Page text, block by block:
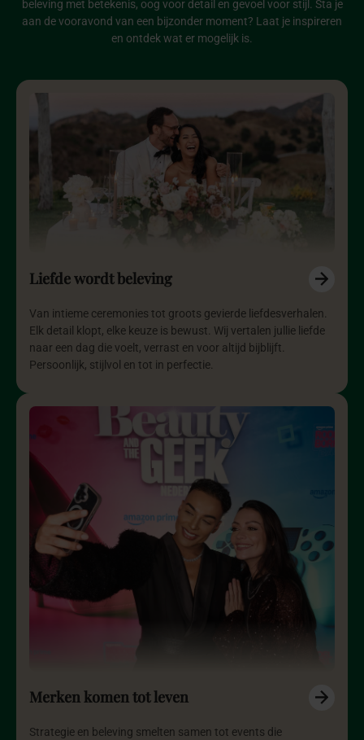
beleving met betekenis, oog voor detail en gevoel voor stijl. Sta je
aan de vooravond van een bijzonder moment? Laat je inspireren
en ontdek wat er mogelijk is.
Liefde wordt beleving
Van intieme ceremonies tot groots gevierde liefdesverhalen.
Elk detail klopt, elke keuze is bewust. Wij vertalen jullie liefde
naar een dag die voelt, verrast en voor altijd bijblijft.
Persoonlijk, stijlvol en tot in perfectie.
Merken komen tot leven
Strategie en beleving smelten samen tot events die